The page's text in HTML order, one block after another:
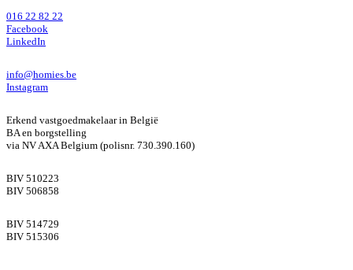
016 22 82 22
Facebook
LinkedIn
info@homies.be
Instagram
Erkend vastgoedmakelaar in België
BA en borgstelling
via NV AXA Belgium (polisnr. 730.390.160)
BIV 510223
BIV 506858
BIV 514729
BIV 515306